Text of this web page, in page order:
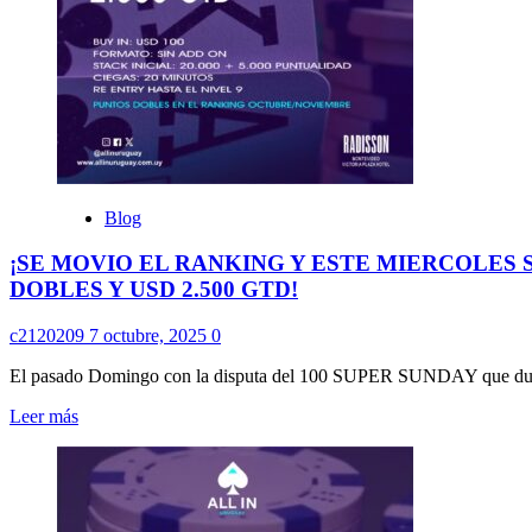
JUEGA
FECHA
#13
DEL
RANKING
SET/OCT
EN
RADISSON
UN
PUNTOS
DOBLES
USD
GTD!
Blog
¡SE MOVIO EL RANKING Y ESTE MIERCOLES
DOBLES Y USD 2.500 GTD!
c2120209 7 octubre, 2025 0
El pasado Domingo con la disputa del 100 SUPER SUNDAY que
Leer másLeer
sobre
¡SE
MOVIO
EL